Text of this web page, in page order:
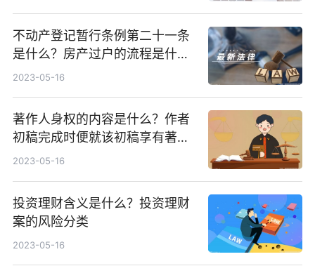
不动产登记暂行条例第二十一条
是什么？房产过户的流程是什
么？
2023-05-16
著作人身权的内容是什么？作者
初稿完成时便就该初稿享有著作
权吗？
2023-05-16
投资理财含义是什么？投资理财
案的风险分类
2023-05-16